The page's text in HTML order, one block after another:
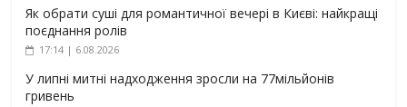
Як обрати суші для романтичної вечері в Києві: найкращі
поєднання ролів
17:14 | 6.08.2026
У липні митні надходження зросли на 77мільйонів
гривень